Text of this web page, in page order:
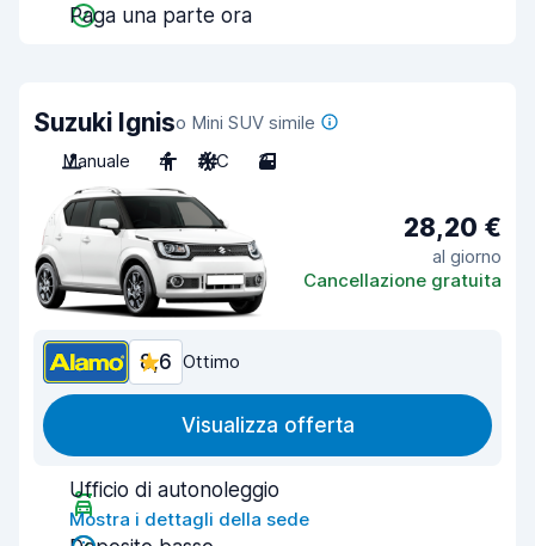
Paga una parte ora
Suzuki Igniso Mini SUV simile
Manuale
4 A/C 3
28,20 €
al giorno
Cancellazione gratuita
8,6 Ottimo
Visualizza offerta
Ufficio di autonoleggio
Mostra i dettagli della sede